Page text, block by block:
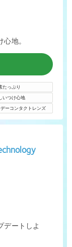
地。
たっぷり
いつけ心地
ーコンタクトレンズ
デートしよ